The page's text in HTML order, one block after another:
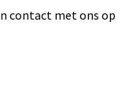
contact met ons op